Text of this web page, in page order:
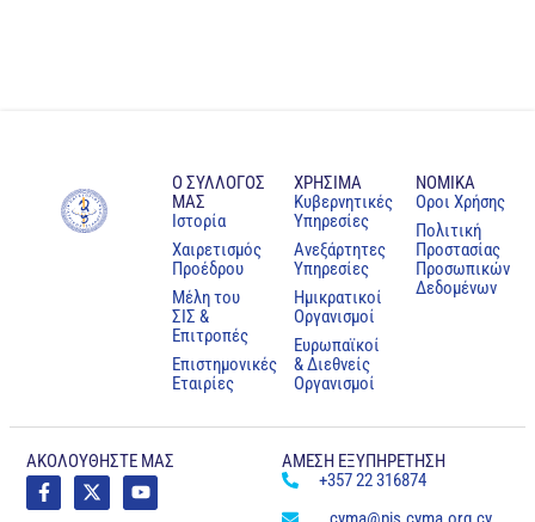
Ο ΣΥΛΛΟΓΟΣ
ΜΑΣ
Ιστορία
Χαιρετισμός
Προέδρου
Μέλη του
ΣΙΣ &
Επιτροπές
Επιστημονικές
Εταιρίες
ΧΡΗΣΙΜΑ
Κυβερνητικές
Υπηρεσίες
Ανεξάρτητες
Υπηρεσίες
Ημικρατικοί
Οργανισμοί
Ευρωπαϊκοί
& Διεθνείς
Οργανισμοί
NOMIKA
Oροι Χρήσης
Πολιτική
Προστασίας
Προσωπικών
Δεδομένων
ΑΚΟΛΟΥΘΗΣΤΕ ΜΑΣ
ΑΜΕΣΗ ΕΞΥΠΗΡΕΤΗΣΗ
+357 22 316874